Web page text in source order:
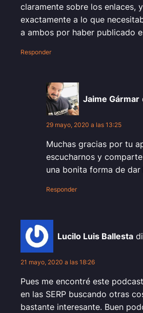
claramente sobre los enlaces,
exactamente a lo que
a ambos por haber publicado
Responder
Jaime Gármar
29 mayo, 2020 a las 13:25
Muchas gracias por tu
escucharnos y
una bonita forma de dar
Responder
Lucilo Luis Ballesta
21 mayo, 2020 a las 18:26
Pues me encontré este
en las SERP buscando otras
bastante interesante. Buen